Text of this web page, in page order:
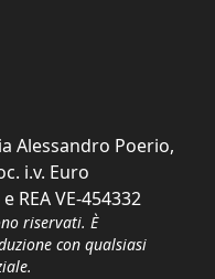
Alessandro Poerio,
i.v. Euro
REA VE-454332
riservati. È
con qualsiasi